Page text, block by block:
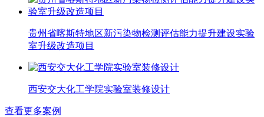
贵州省喀斯特地区新污染物检测评估能力提升建设实验
室升级改造项目
西安交大化工学院实验室装修设计
查看更多案例